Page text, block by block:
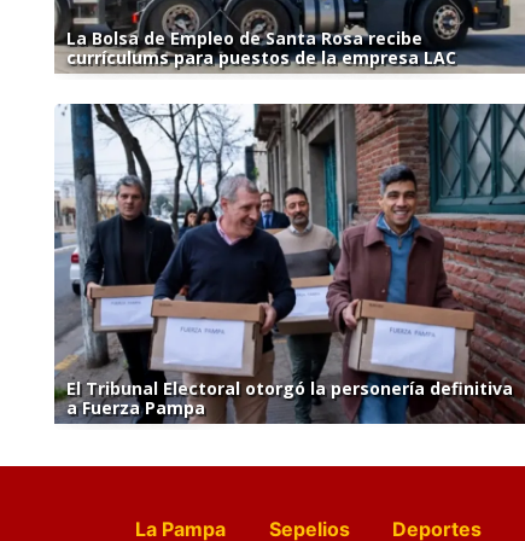
La Bolsa de Empleo de Santa Rosa recibe
currículums para puestos de la empresa LAC
El Tribunal Electoral otorgó la personería definitiva
a Fuerza Pampa
La Pampa Sepelios Deportes